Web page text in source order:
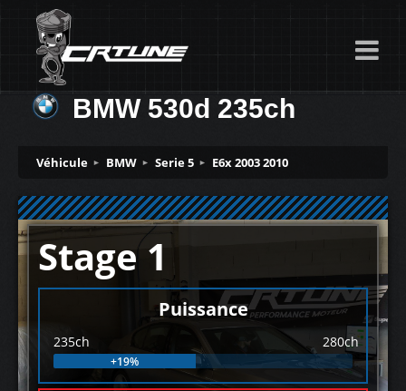
BMW 530d 235ch
Véhicule BMW Serie 5 E6x 2003 2010
Stage 1
Puissance
235ch 280ch
+19%